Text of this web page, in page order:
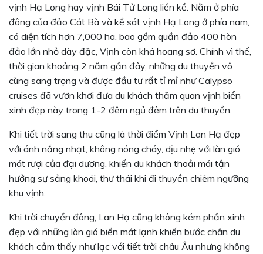
vịnh Hạ Long hay vịnh Bái Tử Long liền kề. Nằm ở phía
đông của đảo Cát Bà và kề sát vịnh Hạ Long ở phía nam,
có diện tích hơn 7,000 ha, bao gồm quần đảo 400 hòn
đảo lớn nhỏ dày đặc, Vịnh còn khá hoang sơ. Chính vì thế,
thời gian khoảng 2 năm gần đây, những du thuyền vô
cùng sang trọng và được đầu tư rất tỉ mỉ như Calypso
cruises đã vươn khơi đưa du khách thăm quan vịnh biển
xinh đẹp này trong 1-2 đêm ngủ đêm trên du thuyền.
Khi tiết trời sang thu cũng là thời điểm Vịnh Lan Hạ đẹp
với ánh nắng nhạt, không nóng cháy, dịu nhẹ với làn gió
mát rượi của đại dương, khiến du khách thoải mái tận
hưởng sự sảng khoái, thư thái khi đi thuyền chiêm ngưỡng
khu vịnh.
Khi trời chuyển đông, Lan Hạ cũng không kém phần xinh
đẹp với những làn gió biển mát lạnh khiến bước chân du
khách cảm thấy như lạc với tiết trời châu Âu nhưng không